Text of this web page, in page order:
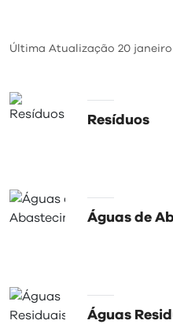
Última Atualização 20 janeiro
Resíduos
Águas de
Águas